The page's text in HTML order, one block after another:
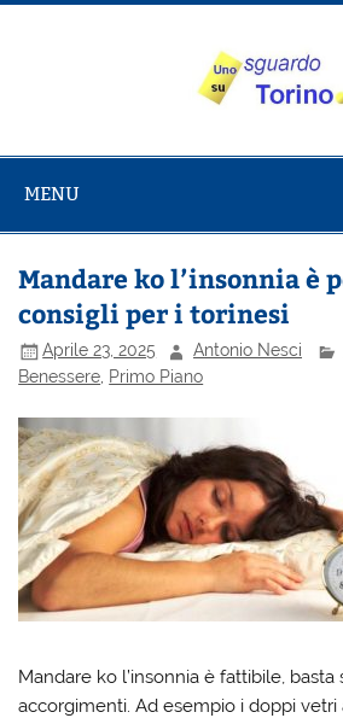
Salta
MENU
Mandare ko l’insonnia è
consigli per i torinesi
Aprile 23, 2025 Antonio Nesci
Benessere Primo Piano
Mandare ko l’insonnia è fattibile,
accorgimenti. Ad esempio i doppi vetri